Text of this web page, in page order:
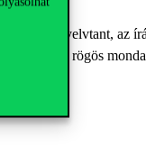
a nyelvtant, az
és a rögös